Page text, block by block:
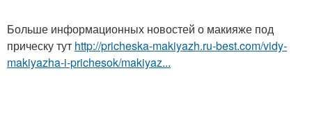
Больше информационных новостей о макияже под
прическу тут http://pricheska-makiyazh.ru-best.com/vidy-
makiyazha-i-prichesok/makiyaz...